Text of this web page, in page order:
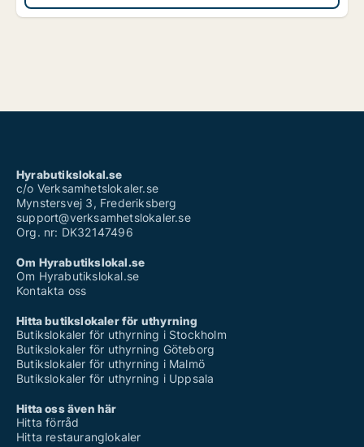
Hyrabutikslokal.se
c/o Verksamhetslokaler.se
Mynstersvej 3, Frederiksberg
support@verksamhetslokaler.se
Org. nr: DK32147496
Om Hyrabutikslokal.se
Om Hyrabutikslokal.se
Kontakta oss
Hitta butikslokaler för uthyrning
Butikslokaler för uthyrning i Stockholm
Butikslokaler för uthyrning Göteborg
Butikslokaler för uthyrning i Malmö
Butikslokaler för uthyrning i Uppsala
Hitta oss även här
Hitta förråd
Hitta restauranglokaler